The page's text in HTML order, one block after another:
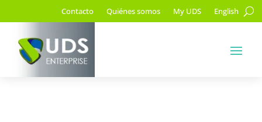
Contacto Quiénes somos My UDS English